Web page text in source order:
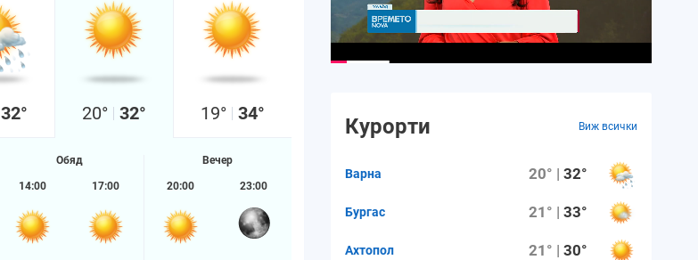
32° 20° 32° 19° 34°
Обяд
14:00 17:00
Вечер
20:00 23:00
Курорти Виж всички
Варна 20° |32°
Бургас 21° |33°
Ахтопол 21° |30°